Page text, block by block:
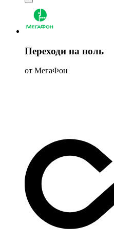
Переходи на ноль
от МегаФон